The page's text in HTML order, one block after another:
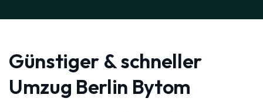
Günstiger & schneller
Umzug Berlin Bytom